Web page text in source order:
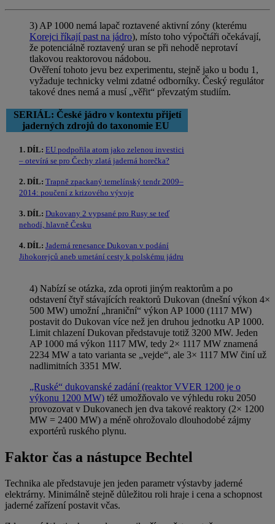
3) AP 1000 nemá lapač roztavené aktivní zóny (kterému
Korejci říkají past na jádro), místo toho výpočtáři očekávají,
že potenciálně roztavený uran se při nehodě neprotaví
tlakovou reaktorovou nádobou.
Ověření tohoto jevu bez experimentu, stejně jako u bodu 1,
vyžaduje technicky velmi zdatné odborníky. Český regulátor
takové dnes nemá a musí „věřit“ převzatým studiím.
SERIÁL: České jádro v kontextu přijetí
jaderných zdrojů do taxonomie EU
1. DÍL: EU podpořila atom jako zelenou investici
– otevírá se pro Čechy zlatá jaderná horečka?
2. DÍL: Trapně zpackaný temelínský tendr 2009–
2014: poučení z krizového vývoje
3. DÍL: Dukovany 2 vypsané pro Rusy se teď
nehodí, hlavně Česku
4. DÍL: Jaderná renesance Dukovan v podání
Jihokorejců aneb umetání cesty k polskému jádru
4) Nabízí se otázka, zda oproti jiným reaktorům a po
odstavení čtyř stávajících reaktorů Dukovan (dnešní výkon 4×
500 MW) umožní „hraniční“ výkon AP 1000 (1117 MW)
postavit do Dukovan více než jen druhou jednotku AP 1000.
Limit chlazení Dukovan představuje totiž 3200 MW. Jeden
AP 1000 má výkon 1117 MW, tedy 2× 1117 MW znamená
2234 MW a tato varianta se „vejde“, ale 3× 1117 MW činí už
nadlimitních 3351 MW.
„Ruské“ dukovanské zadání (reaktor VVER 1200 je o
výkonu 1200 MW) též umožňovalo ve výhledu roku 2050
provozovat v Dukovanech jen dva takové reaktory (2× 1200
MW = 2400 MW) a méně ohrožovalo dlouhodobé zájmy
exportérů ruského plynu.
Faktor čas a nástupce Bechtel
Technika ale představuje jen jeden parametr výstavby jaderné
elektrárny. Minimálně stejně důležitou roli hraje i cena a schopnost
jaderné zařízení postavit včas.